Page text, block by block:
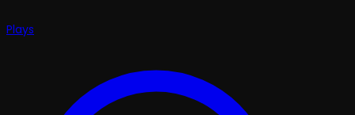
Plays